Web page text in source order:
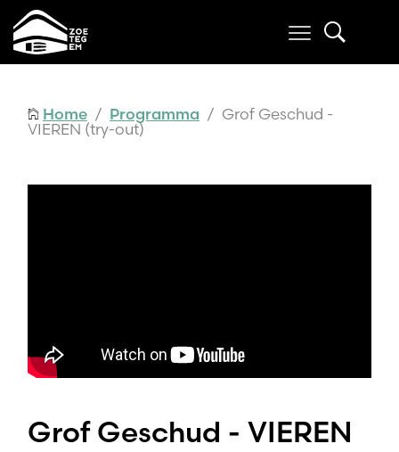
Home / Programma / Grof Geschud -
VIEREN (try-out)
Grof Geschud - VIEREN